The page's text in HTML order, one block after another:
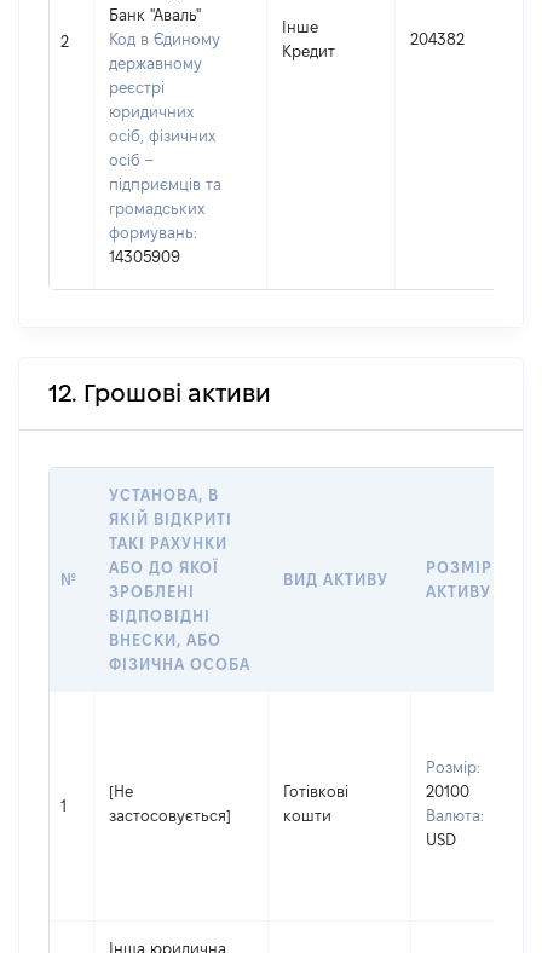
2
Банк "Аваль"
Код в Єдиному
державному
реєстрі
юридичних
осіб, фізичних
осіб –
підприємців та
громадських
формувань:
14305909
Інше
Кредит
204382
12. Грошові активи
№
УСТАНОВА, В
ЯКІЙ ВІДКРИТІ
ТАКІ РАХУНКИ
АБО ДО ЯКОЇ
ЗРОБЛЕНІ
ВІДПОВІДНІ
ВНЕСКИ, АБО
ФІЗИЧНА ОСОБА
ВИД АКТИВУ
РОЗМІР
АКТИВУ
1
[Не
застосовується]
Готівкові
кошти
Розмір:
20100
Валюта:
USD
Інша юридична